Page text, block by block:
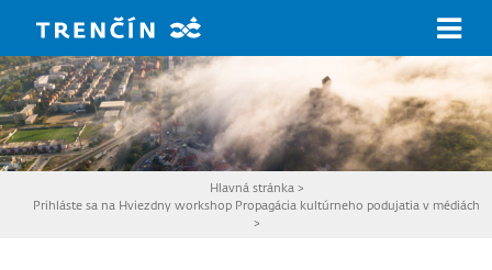
Hlavná stránka >
Prihláste sa na Hviezdny workshop Propagácia kultúrneho podujatia v médiách
>